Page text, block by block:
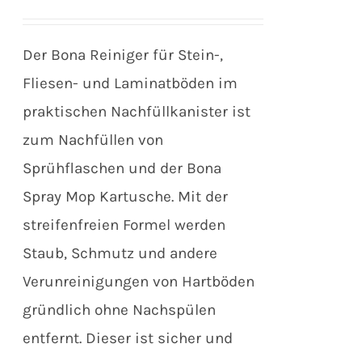
Der Bona Reiniger für Stein-,
Fliesen- und Laminatböden im
praktischen Nachfüllkanister ist
zum Nachfüllen von
Sprühflaschen und der Bona
Spray Mop Kartusche. Mit der
streifenfreien Formel werden
Staub, Schmutz und andere
Verunreinigungen von Hartböden
gründlich ohne Nachspülen
entfernt. Dieser ist sicher und